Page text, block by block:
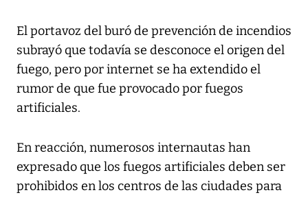
El portavoz del buró de prevención de incendios
subrayó que todavía se desconoce el origen del
fuego, pero por internet se ha extendido el
rumor de que fue provocado por fuegos
artificiales.
En reacción, numerosos internautas han
expresado que los fuegos artificiales deben ser
prohibidos en los centros de las ciudades para